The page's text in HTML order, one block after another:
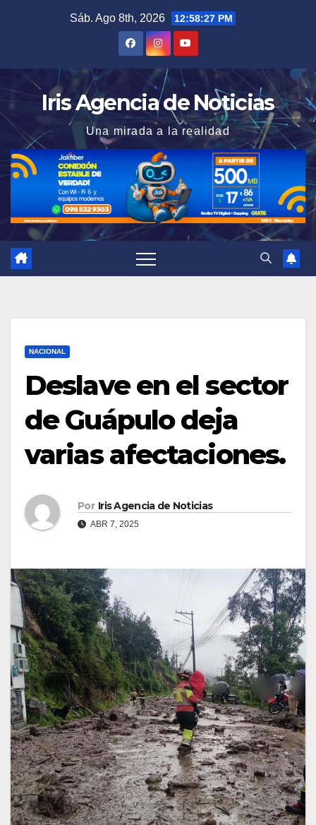
Sáb. Ago 8th, 2026 12:58:28 PM
Iris Agencia de Noticias
Una mirada a la realidad
NACIONAL
Deslave en el sector
de Guápulo deja
varias afectaciones.
Por Iris Agencia de Noticias
ABR 7, 2025